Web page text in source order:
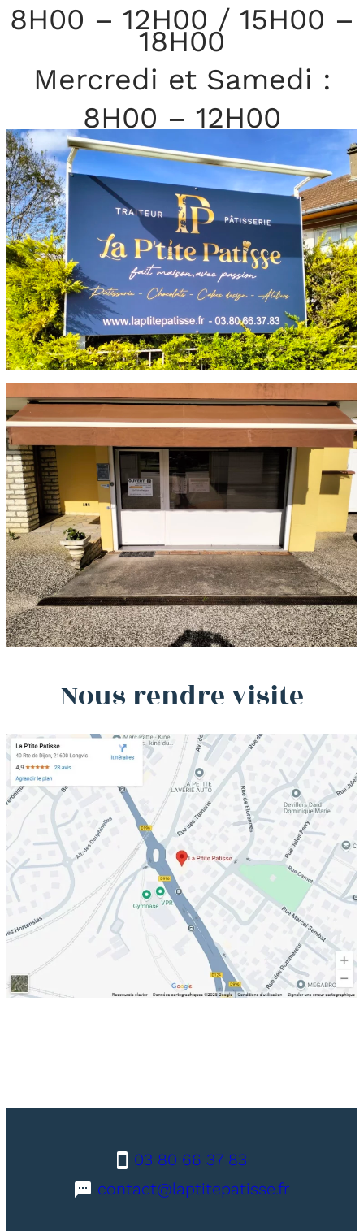
8H00 – 12H00 / 15H00 –
18H00
Mercredi et Samedi :
8H00 – 12H00
Nous rendre visite
03 80 66 37 83
contact@laptitepatisse.fr